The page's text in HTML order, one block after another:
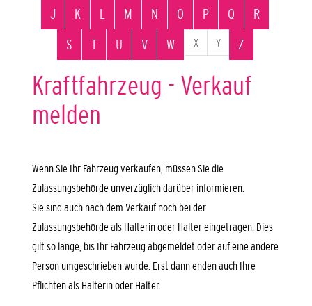
J
K L M N O P Q
R
S
T U V W X Y Z
Kraftfahrzeug - Verkauf
melden
Wenn Sie Ihr Fahrzeug verkaufen, müssen Sie die
Zulassungsbehörde unverzüglich darüber informieren.
Sie sind auch nach dem Verkauf noch bei der
Zulassungsbehörde als Halterin oder Halter eingetragen. Dies
gilt so lange, bis Ihr Fahrzeug abgemeldet oder auf eine andere
Person umgeschrieben wurde. Erst dann enden auch Ihre
Pflichten als Halterin oder Halter.